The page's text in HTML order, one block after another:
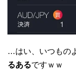
…はい、いつもの
るあるですｗｗ